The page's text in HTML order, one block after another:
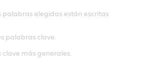
palabras elegidas están escritas
palabras clave.
más generales.